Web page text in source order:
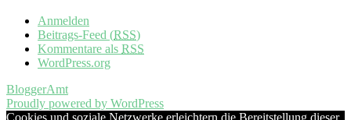
Anmelden
Beitrags-Feed (RSS)
Kommentare als RSS
WordPress.org
BloggerAmt
Proudly powered by WordPress